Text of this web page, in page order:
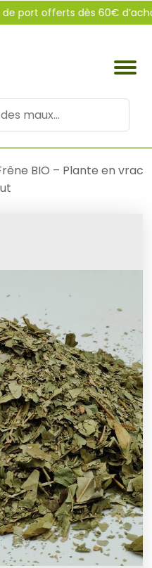
port offerts dès 60€ d’achat*
BIO – Plante en vrac